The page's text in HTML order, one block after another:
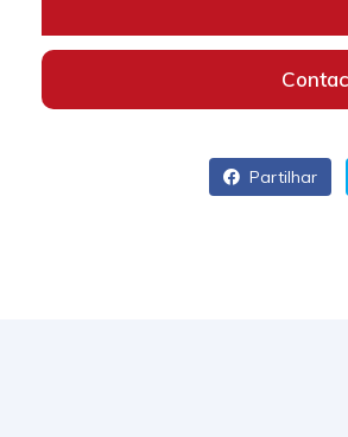
Partilhar